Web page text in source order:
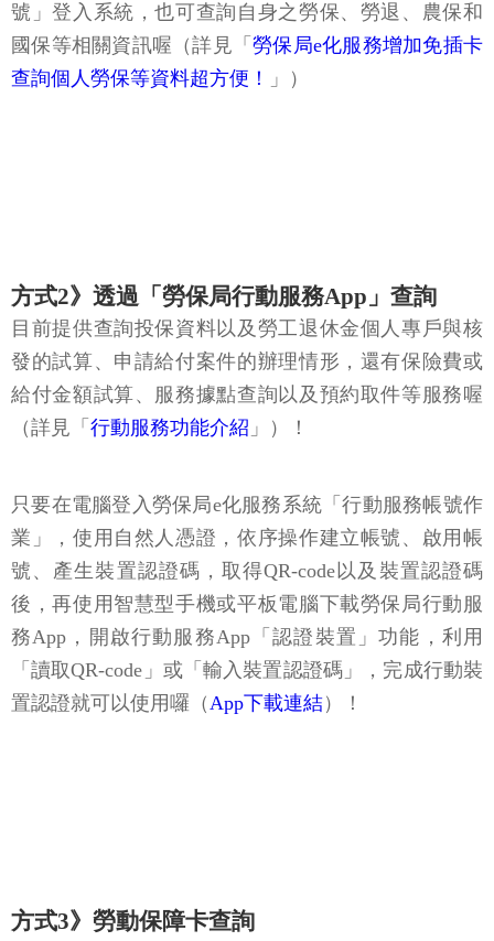
號」登入系統，也可查詢自身之勞保、勞退、農保和
國保等相關資訊喔（詳見「勞保局e化服務增加免插卡
查詢個人勞保等資料超方便！
」）
方式2》透過「勞保局行動服務App」查詢
目前提供查詢投保資料以及勞工退休金個人專戶與核
發的試算、申請給付案件的辦理情形，還有保險費或
給付金額試算、服務據點查詢以及預約取件等服務喔
（詳見「 行動服務功能介紹 」）！
只要在電腦登入勞保局e化服務系統「行動服務帳號作
業」，使用自然人憑證，依序操作建立帳號、啟用帳
號、產生裝置認證碼，取得QR-code以及裝置認證碼
後，再使用智慧型手機或平板電腦下載勞保局行動服
務App，開啟行動服務App「認證裝置」功能，利用
「讀取QR-code」或「輸入裝置認證碼」，完成行動裝
置認證就可以使用囉（App下載連結）！
方式3》勞動保障卡查詢